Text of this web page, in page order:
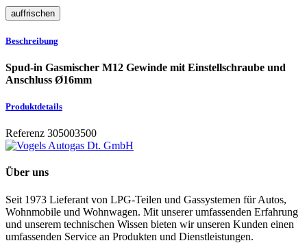
Beschreibung
Spud-in Gasmischer M12 Gewinde mit Einstellschraube und
Anschluss Ø16mm
Produktdetails
Referenz 305003500
Über uns
Seit 1973 Lieferant von LPG-Teilen und Gassystemen für Autos,
Wohnmobile und Wohnwagen. Mit unserer umfassenden Erfahrung
und unserem technischen Wissen bieten wir unseren Kunden einen
umfassenden Service an Produkten und Dienstleistungen.